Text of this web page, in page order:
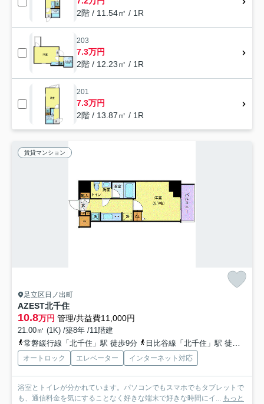
2階 / 11.54㎡ / 1R
203
7.3万円
2階 / 12.23㎡ / 1R
201
7.3万円
2階 / 13.87㎡ / 1R
賃貸マンション
足立区日ノ出町
AZEST北千住
10.8万円 管理/共益費11,000円
21.00㎡ (1K) /築8年 /11階建
常磐緩行線「北千住」駅 徒歩9分
日比谷線「北千住」駅 徒歩9分
オートロック エレベーター インターネット対応
浴室とトイレが分かれています。パソコンでもスマホでもタブレットで
も、通信料金を気にすることなく好きな端末で好きな時間にイ... もっと